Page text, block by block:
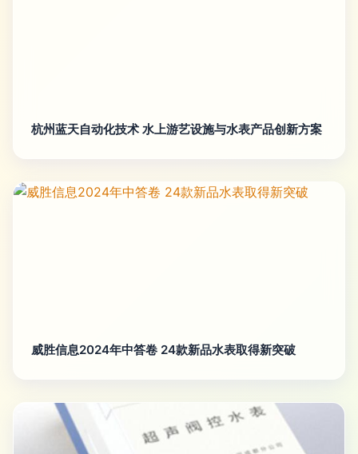
杭州蓝天自动化技术 水上游艺设施与水表产品创新方案
威胜信息2024年中答卷 24款新品水表取得新突破